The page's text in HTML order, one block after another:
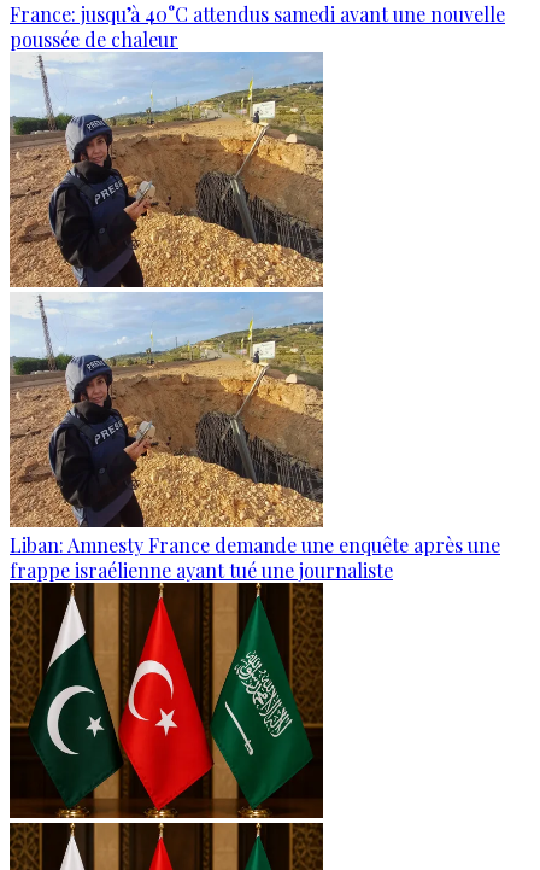
France: jusqu’à 40°C attendus samedi avant une nouvelle
poussée de chaleur
Liban: Amnesty France demande une enquête après une
frappe israélienne ayant tué une journaliste